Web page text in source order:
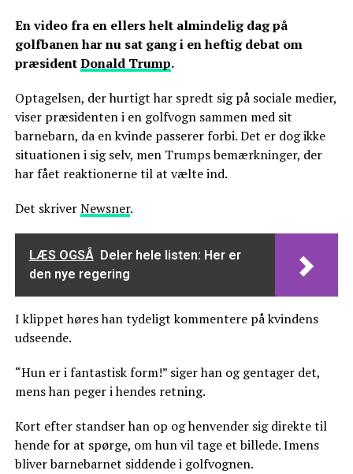
En video fra en ellers helt almindelig dag på
golfbanen har nu sat gang i en heftig debat om
præsidentDonald Trump.
Optagelsen, der hurtigt har spredt sig på sociale medier,
viser præsidenten i en golfvogn sammen med sit
barnebarn, da en kvinde passerer forbi. Det er dog ikke
situationen i sig selv, men Trumps bemærkninger, der
har fået reaktionerne til at vælte ind.
Det skriverNewsner.
LÆS OGSÅ Deler hele listen: Her er
den nye regering
I klippet høres han tydeligt kommentere på kvindens
udseende.
“Hun er i fantastisk form!” siger han og gentager det,
mens han peger i hendes retning.
Kort efter standser han op og henvender sig direkte til
hende for at spørge, om hun vil tage et billede. Imens
bliver barnebarnet siddende i golfvognen.